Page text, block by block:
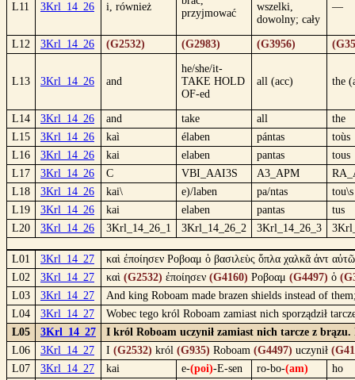
L11 3Krl_14_26 i, również
przyjmować
wszelki,
dowolny; cały
—
L12 3Krl_14_26 (G2532) (G2983) (G3956)
L13 3Krl_14_26 and
he/she/it-
TAKE HOLD
OF-ed
all (acc) the
L14 3Krl_14_26 and take all
the
L15
3Krl_14_26 kaì élaben pántas
toùs
L16
3Krl_14_26 kai elaben pantas
tous
L17
3Krl_14_26 C VBI_AAI3S A3_APM
L18
3Krl_14_26 kai\ e)/laben pa/ntas
tou\s
L19
3Krl_14_26 kai elaben pantas
tus
L20
3Krl_14_26 3Krl_14_26_1 3Krl_14_26_2 3Krl_14_26_3
L01 3Krl_14_27
καὶ ἐποίησεν Ροβοαμ ὁ βασιλεὺς ὅπλα χαλκᾶ ἀντ
L02
3Krl_14_27 καὶ (G2532) ἐποίησεν (G4160) Ροβοαμ (G4497) ὁ
L03
3Krl_14_27
And king Roboam made brazen shields instead of
L04
3Krl_14_27
Wobec tego król Roboam zamiast nich sporządził
L05
3Krl_14_27
I król Roboam uczynił zamiast nich tarcze z
L06
3Krl_14_27 I (G2532) król (G935) Roboam (G4497) uczynił
L07
3Krl_14_27 kai e-(poi)-E-sen ro-bo-(am)
ho